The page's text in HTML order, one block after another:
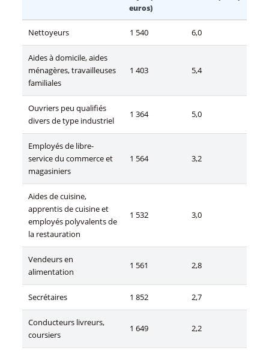
euros)
Nettoyeurs 1 540 6,0
Aides à domicile, aides
ménagères, travailleuses
familiales
1 403 5,4
Ouvriers peu qualifiés
divers de type industriel
1 364 5,0
Employés de libre-
service du commerce et
magasiniers
1 564 3,2
Aides de cuisine,
apprentis de cuisine et
employés polyvalents de
la restauration
1 532 3,0
Vendeurs en
alimentation
1 561 2,8
Secrétaires 1 852 2,7
Conducteurs livreurs,
coursiers
1 649 2,2